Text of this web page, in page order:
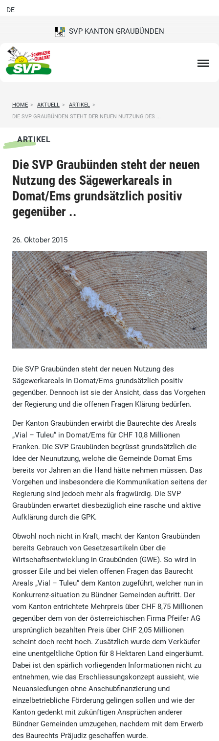
SVP KANTON GRAUBÜNDEN
DE
HOME > AKTUELL > ARTIKEL >
DIE SVP GRAUBÜNDEN STEHT DER NEUEN NUTZUNG DES ...
ARTIKEL
Die SVP Graubünden steht der neuen
Nutzung des Sägewerkareals in
Domat/Ems grundsätzlich positiv
gegenüber ..
26. Oktober 2015
Die SVP Graubünden steht der neuen Nutzung des
Sägewerkareals in Domat/Ems grundsätzlich positiv
gegenüber. Dennoch ist sie der Ansicht, dass das Vorgehen
der Regierung und die offenen Fragen Klärung bedürfen.
Der Kanton Graubünden erwirbt die Baurechte des Areals
„Vial – Tuleu“ in Domat/Ems für CHF 10,8 Millionen
Franken. Die SVP Graubünden begrüsst grundsätzlich die
Idee der Neunutzung, welche die Gemeinde Domat Ems
bereits vor Jahren an die Hand hätte nehmen müssen. Das
Vorgehen und insbesondere die Kommunikation seitens der
Regierung sind jedoch mehr als fragwürdig. Die SVP
Graubünden erwartet diesbezüglich eine rasche und aktive
Aufklärung durch die GPK.
Obwohl noch nicht in Kraft, macht der Kanton Graubünden
bereits Gebrauch von Gesetzesartikeln über die
Wirtschaftsentwicklung in Graubünden (GWE). So wird in
grosser Eile und bei vielen offenen Fragen das Baurecht
Areals „Vial – Tuleu“ dem Kanton zugeführt, welcher nun in
Konkurrenz-situation zu Bündner Gemeinden auftritt. Der
vom Kanton entrichtete Mehrpreis über CHF 8,75 Millionen
gegenüber dem von der österreichischen Firma Pfeifer AG
ursprünglich bezahlten Preis über CHF 2,05 Millionen
scheint doch recht hoch. Zusätzlich wurde dem Verkäufer
eine unentgeltliche Option für 8 Hektaren Land eingeräumt.
Dabei ist den spärlich vorliegenden Informationen nicht zu
entnehmen, wie das Erschliessungskonzept aussieht, wie
Neuansiedlungen ohne Anschubfinanzierung und
einzelbetriebliche Förderung gelingen sollen und wie der
Kanton gedenkt mit zukünftigen Ansprüchen anderer
Bündner Gemeinden umzugehen, nachdem mit dem Erwerb
des Baurechts Präjudiz geschaffen wurde.